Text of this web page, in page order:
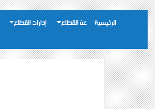
الرئيسية عن القطاع إدارات القطاع